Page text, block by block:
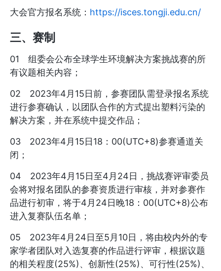
大会官方报名系统： https://isces.tongji.edu.cn/
三、赛制
01 组委会公布全球学生环境解决方案挑战赛的所
有议题相关内容；
02 2023年4月15日前，参赛团队需登录报名系统
进行参赛确认，以团队合作的方式提出塑料污染的
解决方案，并在系统中提交作品；
03 2023年4月15日18：00(UTC+8)参赛通道关
闭；
04 2023年4月15日至4月24日，挑战赛评审委员
会将对报名团队的参赛资质进行审核，并对参赛作
品进行初审，将于4月24日晚18：00(UTC+8)公布
进入复赛队伍名单；
05 2023年4月24日至5月10日，将由校内外的专
家学者团队对入选复赛的作品进行评审，根据议题
的相关程度(25%)、创新性(25%)、可行性(25%)、